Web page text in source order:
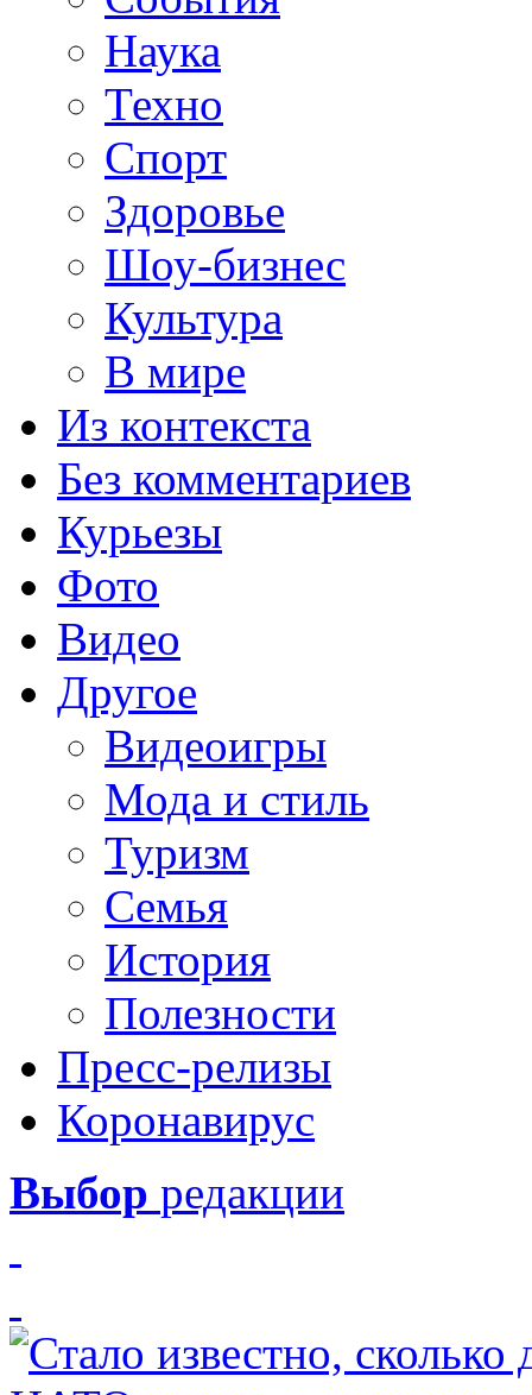
Наука
Техно
Спорт
Здоровье
Шоу-бизнес
Культура
В мире
Из контекста
Без комментариев
Курьезы
Фото
Видео
Другое
Видеоигры
Мода и стиль
Туризм
Семья
История
Полезности
Пресс-релизы
Коронавирус
Выбор редакции